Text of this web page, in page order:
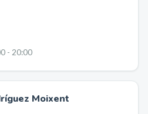
- 20:00
Moixent